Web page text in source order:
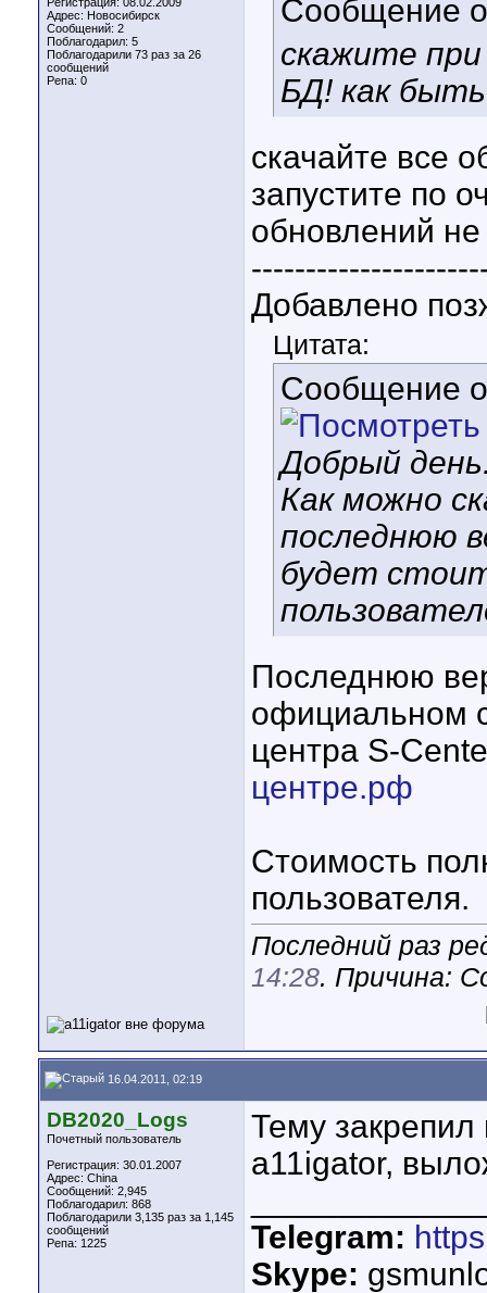
Адрес: Новосибирск
Сообщений: 2
Поблагодарил: 5
Поблагодарили 73 раз за 26
сообщений
Репа: 0
Сообщение
скажите
БД! как
скачайте все
запустите по
обновлений
Добавлено
Цитата:
Сообщение
Добрый
Как можно
последнюю
будет
Последнюю
официальном
центра S-
центре.рф
Стоимость
пользователя.
Последний раз
14:28. Причина:
16.04.2011, 02:19
DB2020_Logs
Почетный пользователь
Регистрация: 30.01.2007
Адрес: China
Сообщений: 2,945
Поблагодарил: 868
Поблагодарили 3,135 раз за 1,145
сообщений
Репа: 1225
Тему
a11igator,
Telegram:
Skype: